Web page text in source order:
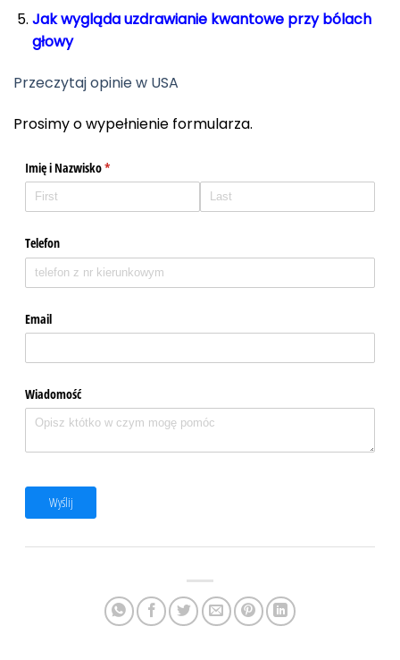
Jak wygląda uzdrawianie kwantowe przy bólach
głowy
Przeczytaj opinie w USA
Prosimy o wypełnienie formularza.
Imię i Nazwisko*
(required)
Telefon
Email
Wiadomość
Wyślij